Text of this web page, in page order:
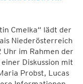
Cmelka“ lädt der
Niederösterreich
Uhr im Rahmen der
Diskussion mit
Probst, Lucas